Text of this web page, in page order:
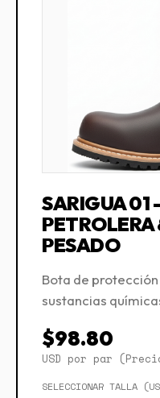
SARIGUA 01
PESADO
Bota de
sustancias
$98.80
USD por par
SELECCIONAR TALLA